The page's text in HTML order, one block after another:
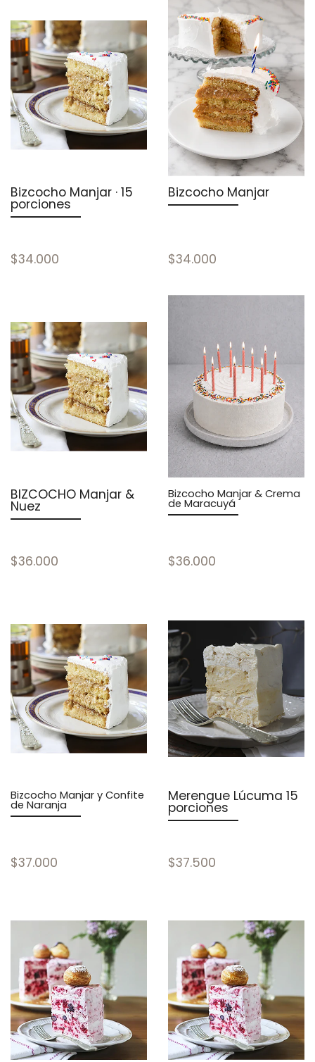
Bizcocho Manjar · 15
porciones
$34.000
Bizcocho Manjar
$34.000
BIZCOCHO Manjar &
Nuez
$36.000
Bizcocho Manjar & Crema
de Maracuyá
$36.000
Bizcocho Manjar y Confite
de Naranja
$37.000
Merengue Lúcuma 15
porciones
$37.500